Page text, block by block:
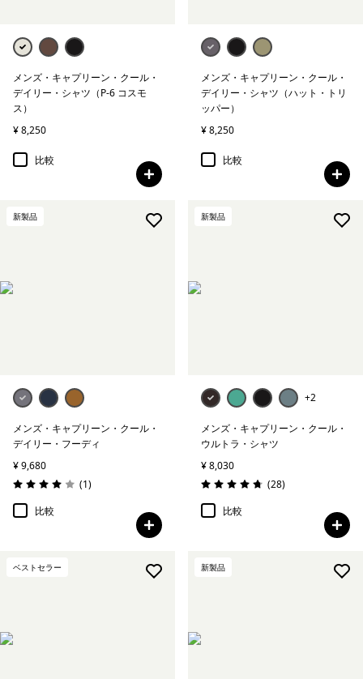
メンズ・キャプリーン・クール・
デイリー・シャツ（P-6 コスモ
ス）
¥ 8,250
比較
メンズ・キャプリーン・クール・
デイリー・シャツ（ハット・トリ
ッパー）
¥ 8,250
比較
新製品
メンズ・キャプリーン・クール・
デイリー・フーディ
¥ 9,680
評価: 4.0 / 5
(1レビュー
)
比較
新製品
+2
メンズ・キャプリーン・クール・
ウルトラ・シャツ
¥ 8,030
評価: 4.8 / 5
(28レビュー
)
比較
ベストセラー 新製品